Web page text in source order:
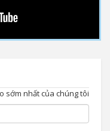
sớm nhất của chúng tôi